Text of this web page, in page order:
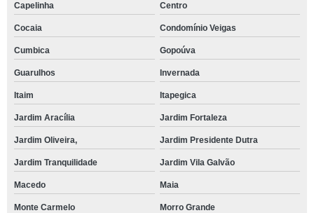
Capelinha Centro
Cocaia Condomínio Veigas
Cumbica Gopoúva
Guarulhos Invernada
Itaim Itapegica
Jardim Aracília Jardim Fortaleza
Jardim Oliveira, Jardim Presidente Dutra
Jardim Tranquilidade Jardim Vila Galvão
Macedo Maia
Monte Carmelo Morro Grande